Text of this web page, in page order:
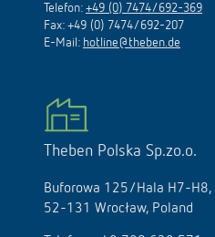
Telefon: +49 (0) 7474/692-369
Fax: +49 (0) 7474/692-207
E-Mail: hotline@theben.de
Theben Polska Sp.zo.o.
Buforowa 125/Hala H7-H8,
52-131 Wrocław, Poland